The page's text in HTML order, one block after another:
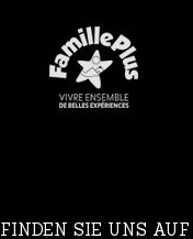
FINDEN SIE UNS AUF